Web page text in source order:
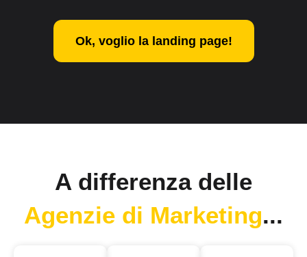
Ok, voglio la landing page!
A differenza delle
Agenzie di Marketing...